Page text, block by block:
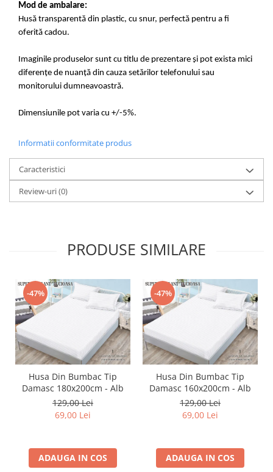
Mod de ambalare:
Husă transparentă din plastic, cu snur, perfectă pentru a fi
oferită cadou.
Imaginile produselor sunt cu titlu de prezentare și pot exista mici
diferențe de nuanță din cauza setărilor telefonului sau
monitorului dumneavoastră.
Dimensiunile pot varia cu +/-5%.
Informatii conformitate produs
Caracteristici
Review-uri(0)
PRODUSE SIMILARE
-47%
Husa Din Bumbac Tip
Damasc 180x200cm - Alb
129,00 Lei
69,00 Lei
ADAUGA IN COS
-47%
Husa Din Bumbac Tip
Damasc 160x200cm - Alb
129,00 Lei
69,00 Lei
ADAUGA IN COS